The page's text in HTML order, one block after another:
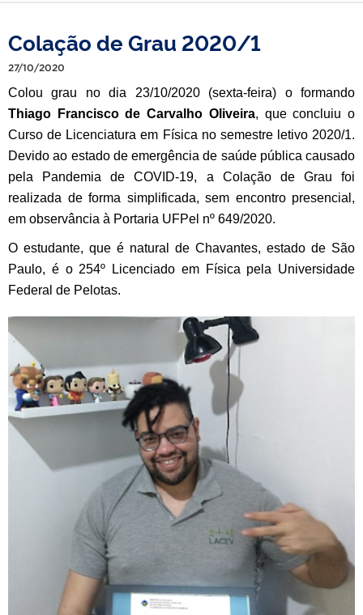
Colação de Grau 2020/1
27/10/2020
Colou grau no dia 23/10/2020 (sexta-feira) o formando
Thiago Francisco de Carvalho Oliveira, que concluiu o
Curso de Licenciatura em Física no semestre letivo 2020/1.
Devido ao estado de emergência de saúde pública causado
pela Pandemia de COVID-19, a Colação de Grau foi
realizada de forma simplificada, sem encontro presencial,
em observância à Portaria UFPel nº 649/2020.
O estudante, que é natural de Chavantes, estado de São
Paulo, é o 254º Licenciado em Física pela Universidade
Federal de Pelotas.